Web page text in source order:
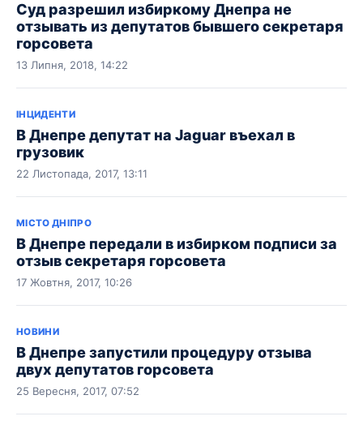
Суд разрешил избиркому Днепра не
отзывать из депутатов бывшего секретаря
горсовета
13 Липня, 2018, 14:22
ІНЦИДЕНТИ
В Днепре депутат на Jaguar въехал в
грузовик
22 Листопада, 2017, 13:11
МІСТО ДНІПРО
В Днепре передали в избирком подписи за
отзыв секретаря горсовета
17 Жовтня, 2017, 10:26
НОВИНИ
В Днепре запустили процедуру отзыва
двух депутатов горсовета
25 Вересня, 2017, 07:52